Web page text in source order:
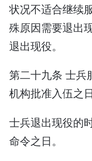
状况不适合继续
殊原因需要退出
退出现役。
第二十九条 士兵
机构批准入伍之
士兵退出现役的
命令之日。